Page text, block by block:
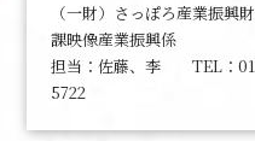
（一財）さっぽろ産業振興
課映像産業振興係
担当：佐藤、李 TEL：
5722